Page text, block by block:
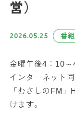
営）
2026.05.25 番
金曜午後4：10
インターネット
「むさしのFM」
けます。